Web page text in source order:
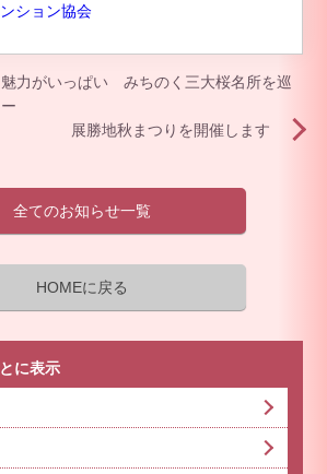
ション協会
力がいっぱい みちのく三大桜名所を巡
展勝地秋まつりを開催します
全てのお知らせ一覧
HOMEに戻る
に表示